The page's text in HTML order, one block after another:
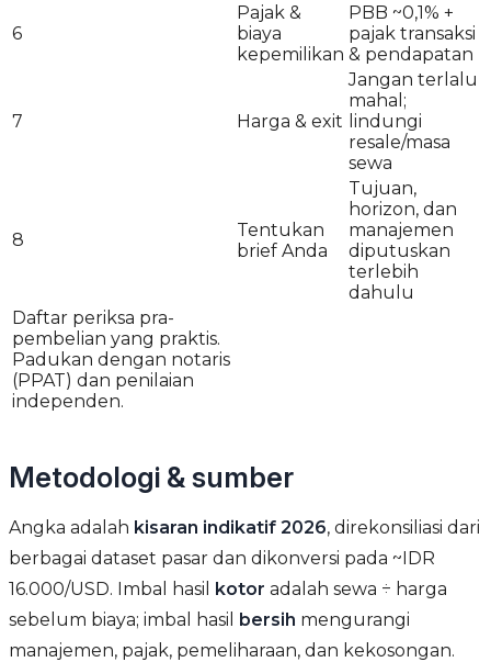
6
Pajak &
biaya
kepemilikan
PBB ~0,1% +
pajak transaksi
& pendapatan
7 Harga & exit
Jangan terlalu
mahal;
lindungi
resale/masa
sewa
8
Tentukan
brief Anda
Tujuan,
horizon, dan
manajemen
diputuskan
terlebih
dahulu
Daftar periksa pra-
pembelian yang praktis.
Padukan dengan notaris
(PPAT) dan penilaian
independen.
Metodologi & sumber
Angka adalah kisaran indikatif 2026, direkonsiliasi dari
berbagai dataset pasar dan dikonversi pada ~IDR
16.000/USD. Imbal hasil kotor adalah sewa ÷ harga
sebelum biaya; imbal hasil bersih mengurangi
manajemen, pajak, pemeliharaan, dan kekosongan.